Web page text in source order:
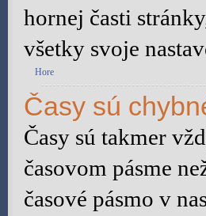
hornej časti
všetky svoje
Hore
Časy sú
Časy sú takmer
časovom pásme
časové pásmo v